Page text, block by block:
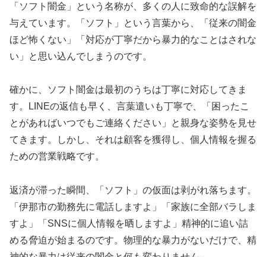
「ソフト闇金」という名称が、多くの人に致命的な誤解を
与えています。「ソフト」という言葉から、「従来の闇金
ほど怖くない」「対応が丁寧だから暴力的なことはされな
い」と思い込んでしまうのです。
確かに、ソフト闇金は最初のうちは丁寧に対応してきま
す。LINEの返信も早く、言葉遣いも丁寧で、「困ったこ
とがあればいつでもご連絡ください」と親身な姿勢を見せ
てきます。しかし、それは顧客を獲得し、個人情報を握る
ための営業戦略です。
返済が滞った瞬間、「ソフト」の仮面は剥がれ落ちます。
「伊那市の勤務先に電話しますよ」「家族に全部バラしま
すよ」「SNSに個人情報を晒しますよ」精神的に追い詰
める脅迫が始まるのです。物理的な暴力がないだけで、精